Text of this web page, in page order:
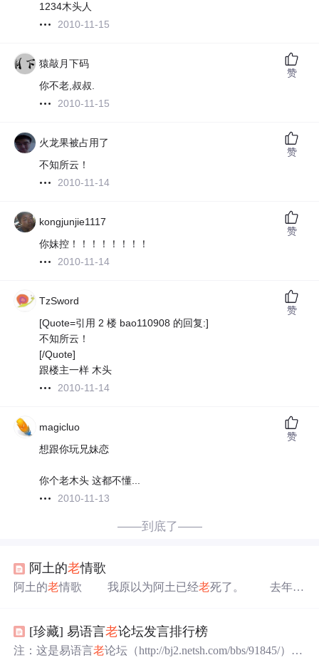
1234木头人
2010-11-15
猿敲月下码
你不老,叔叔.
2010-11-15
赞
火龙果被占用了
不知所云！
2010-11-14
赞
kongjunjie1117
你妹控！！！！！！！！
2010-11-14
赞
TzSword
[Quote=引用 2 楼 bao110908 的回复:]
不知所云！
[/Quote]
跟楼主一样 木头
2010-11-14
赞
magicluo
想跟你玩兄妹恋
你个老木头 这都不懂...
2010-11-13
赞
——到底了——
阿土的老情歌
阿土的老 情歌 我原以为阿土已经老死了。 去年终
人死了，是老死的！我便认定阿土已经死了，他那些令人
断肠的老 情歌也随之他一起彻底消失了。 国庆长假，
[珍藏] 易语言老论坛发言排行榜
注：这是易语言老论坛（http://bj2.netsh.com/bbs/91845/）中